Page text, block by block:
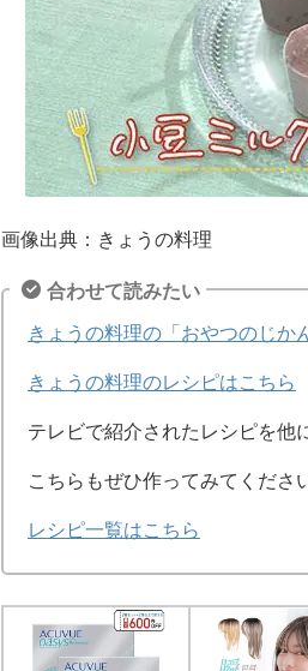
画像出典：きょうの料理
合わせて読みたい
きょうの料理の「おやつのじか
きょうの料理のレシピはこちら
テレビで紹介されたレシピを他
こちらもぜひ作ってみてくださ
レシピ一覧はこちら